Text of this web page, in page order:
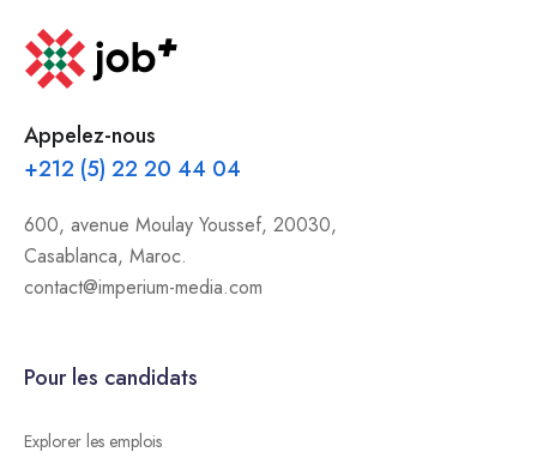
Appelez-nous
+212 (5) 22 20 44 04
600, avenue Moulay Youssef, 20030,
Casablanca, Maroc.
contact@imperium-media.com
Pour les candidats
Explorer les emplois